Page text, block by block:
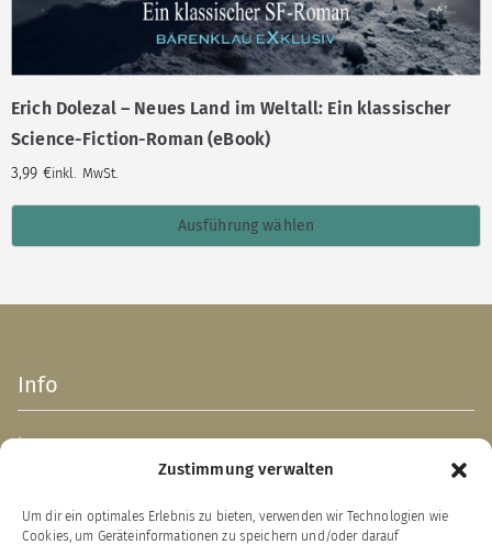
Zustimmung verwalten
Um dir ein optimales Erlebnis zu bieten, verwenden wir Technologien wie
Cookies, um Geräteinformationen zu speichern und/oder darauf
Erich Dolezal – Neues Land im Weltall: Ein klassischer
Science-Fiction-Roman (eBook)
3,99 €inkl. MwSt.
Ausführung wählen
Info
Impressum
Verpackungsentsorgung (PPWR)